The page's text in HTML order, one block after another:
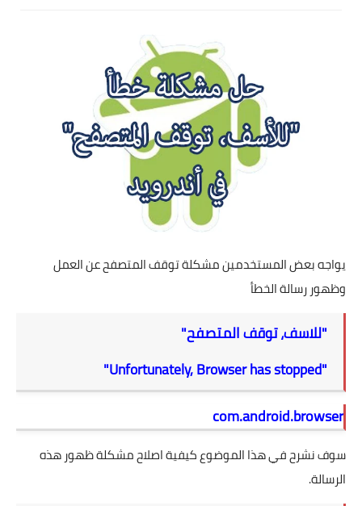
العملات الرقمية
يواجه بعض المستخدمين مشكلة توقف المتصفح عن العمل
وظهور رسالة الخطأ
"للاسف، توقف المتصفح"
"Unfortunately, Browser has stopped"
com.android.browser
سوف نشرح في هذا الموضوع كيفية اصلاح مشكلة ظهور هذه
الرسالة.